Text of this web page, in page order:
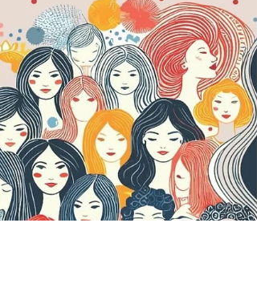
habitada por uma população ainda mais
carente… E não só de bens materiais, mas de
acesso à...